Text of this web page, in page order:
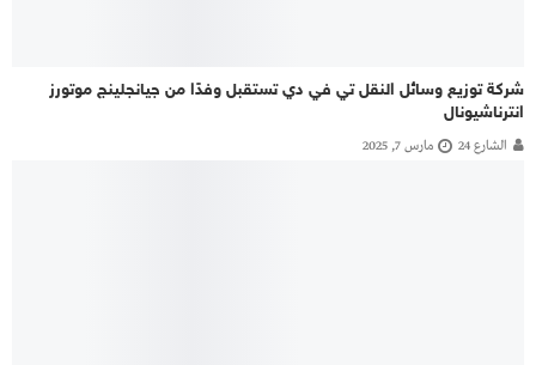
شركة توزيع وسائل النقل تي في دي تستقبل وفدًا من جيانجلينج موتورز
انترناشيونال
الشارع 24 مارس 7, 2025